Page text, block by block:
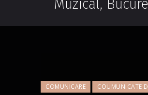
Muzical,
COMUNICARE COUMUNICATE